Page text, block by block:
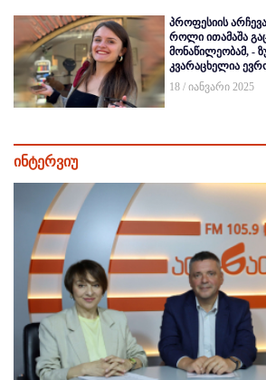
პროფესიის
როლი ითამაშა
მონაწილეობამ, -
კვარაცხელია
18 / იანვარი 2025
ინტერვიუ